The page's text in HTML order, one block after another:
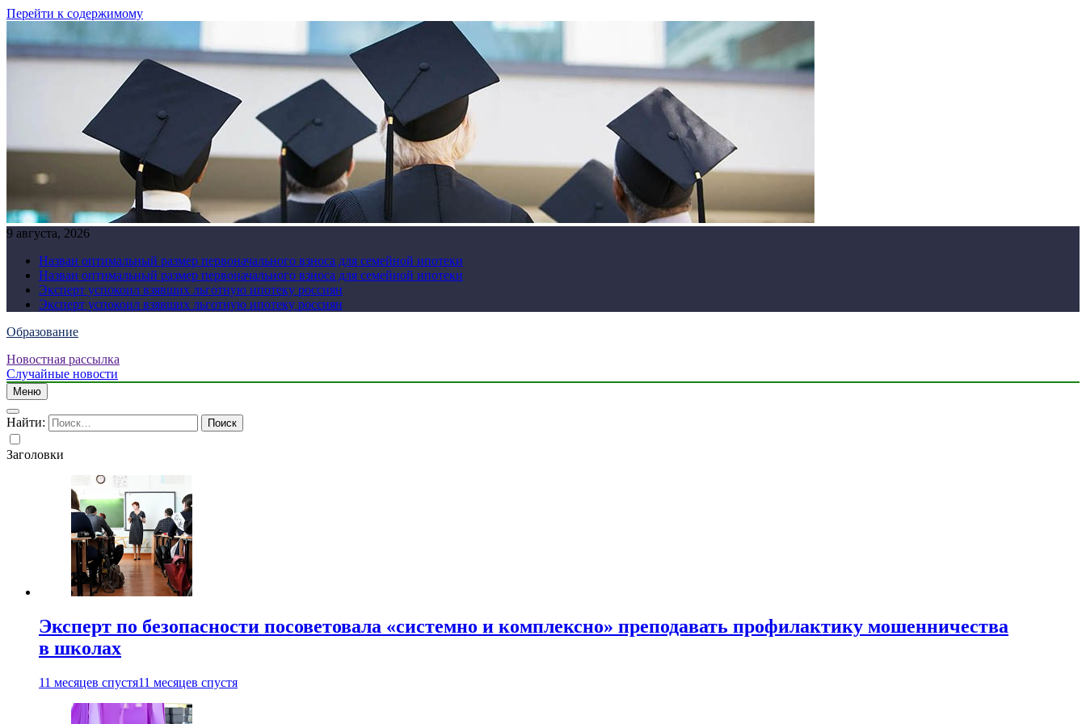
Перейти к содержимому
9 августа, 2026
Назван оптимальный размер первоначального взноса для семейной ипотеки
Назван оптимальный размер первоначального взноса для семейной ипотеки
Эксперт успокоил взявших льготную ипотеку россиян
Эксперт успокоил взявших льготную ипотеку россиян
Образование
Новостная рассылка
Случайные новости
Меню
Найти:
Заголовки
Эксперт по безопасности посоветовала «системно и комплексно» преподавать профилактику мошенничества
в школах
11 месяцев спустя11 месяцев спустя